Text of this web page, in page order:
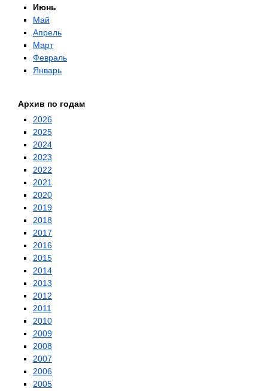
Июнь
Май
Апрель
Март
Февраль
Январь
Архив по годам
2026
2025
2024
2023
2022
2021
2020
2019
2018
2017
2016
2015
2014
2013
2012
2011
2010
2009
2008
2007
2006
2005